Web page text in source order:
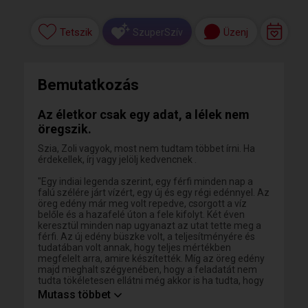
Tetszik SzuperSzív Üzenj
Bemutatkozás
Az életkor csak egy adat, a lélek nem
öregszik.
Szia, Zoli vagyok, most nem tudtam többet írni. Ha
érdekellek, írj vagy jelölj kedvencnek .
"Egy indiai legenda szerint, egy férfi minden nap a
falú szélére járt vízért, egy új és egy régi edénnyel. Az
öreg edény már meg volt repedve, csorgott a víz
belőle és a hazafelé úton a fele kifolyt. Két éven
keresztül minden nap ugyanazt az utat tette meg a
férfi. Az új edény büszke volt, a teljesítményére és
tudatában volt annak, hogy teljes mértékben
megfelelt arra, amire készítették. Míg az öreg edény
majd meghalt szégyenében, hogy a feladatát nem
tudta tökéletesen ellátni még akkor is ha tudta, hogy
a repedések a hosszú évek hűséges munkájának a
Mutass többet